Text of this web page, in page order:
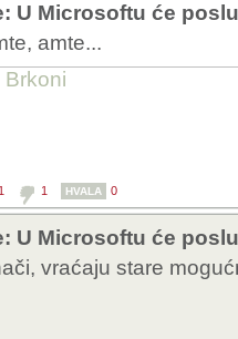
U Microsoftu će
amte...
Brkoni
1 1 HVALA 0
U Microsoftu će
vraćaju stare